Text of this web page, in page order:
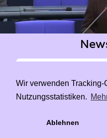
Wir verwenden
Nutzungsstatistiken.
Ablehnen